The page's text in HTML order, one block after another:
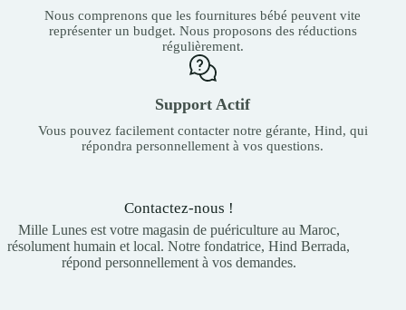
Nous comprenons que les fournitures bébé peuvent vite
représenter un budget. Nous proposons des réductions
régulièrement.
Support Actif
Vous pouvez facilement contacter notre gérante, Hind, qui
répondra personnellement à vos questions.
Contactez-nous !
Mille Lunes est votre magasin de puériculture au Maroc,
résolument humain et local. Notre fondatrice, Hind Berrada,
répond personnellement à vos demandes.